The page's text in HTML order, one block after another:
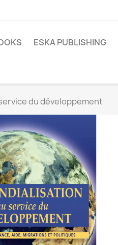
ESKA PUBLISHING
du développement